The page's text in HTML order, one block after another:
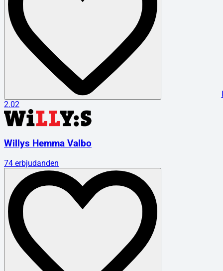
2.02
Willys Hemma Valbo
74 erbjudanden